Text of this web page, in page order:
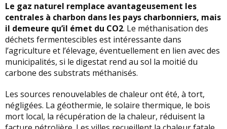
Le gaz naturel remplace avantageusement les
centrales à charbon dans les pays charbonniers, mais
il demeure qu’il émet du CO2. Le méthanisation des
déchets fermentescibles est intéressante dans
l’agriculture et l’élevage, éventuellement en lien avec des
municipalités, si le digestat rend au sol la moitié du
carbone des substrats méthanisés.
Les sources renouvelables de chaleur ont été, à tort,
négligées. La géothermie, le solaire thermique, le bois
mort local, la récupération de la chaleur, réduisent la